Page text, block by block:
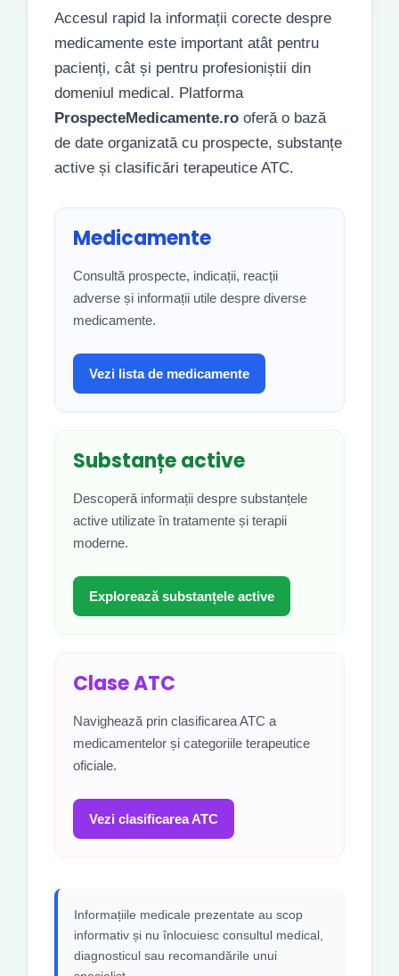
Accesul rapid la informații corecte despre
medicamente este important atât pentru
pacienți, cât și pentru profesioniștii din
domeniul medical. Platforma
ProspecteMedicamente.ro oferă o bază
de date organizată cu prospecte, substanțe
active și clasificări terapeutice ATC.
Medicamente
Consultă prospecte, indicații, reacții
adverse și informații utile despre diverse
medicamente.
Vezi lista de medicamente
Substanțe active
Descoperă informații despre substanțele
active utilizate în tratamente și terapii
moderne.
Explorează substanțele active
Clase ATC
Navighează prin clasificarea ATC a
medicamentelor și categoriile terapeutice
oficiale.
Vezi clasificarea ATC
Informațiile medicale prezentate au scop
informativ și nu înlocuiesc consultul medical,
diagnosticul sau recomandările unui